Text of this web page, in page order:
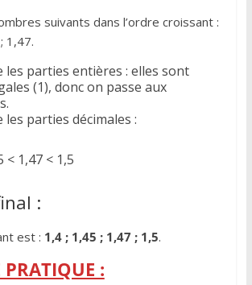
suivants dans l’ordre croissant :
1,47.
les parties entières : elles sont
(1), donc on passe aux
les parties décimales :
< 1,47 < 1,5
:
est : 1,4 ; 1,45 ; 1,47 ; 1,5.
PRATIQUE :